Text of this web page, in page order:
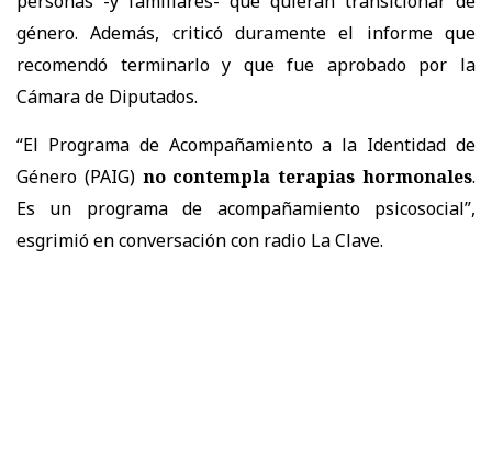
género. Además, criticó duramente el informe que
recomendó terminarlo y que fue aprobado por la
Cámara de Diputados.
“El Programa de Acompañamiento a la Identidad de
Género (PAIG) no contempla terapias hormonales.
Es un programa de acompañamiento psicosocial”,
esgrimió en conversación con radio La Clave.